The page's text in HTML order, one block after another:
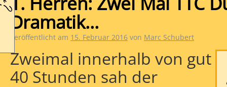
Dramatik…
Veröffentlicht am 15. Februar 2016 von Marc Schubert
Zweimal innerhalb von gut
40 Stunden sah der